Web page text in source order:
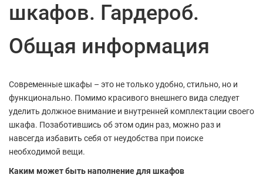
шкафов. Гардероб.
Общая информация
Современные шкафы – это не только удобно, стильно, но и
функционально. Помимо красивого внешнего вида следует
уделить должное внимание и внутренней комплектации своего
шкафа. Позаботившись об этом один раз, можно раз и
навсегда избавить себя от неудобства при поиске
необходимой вещи.
Каким может быть наполнение для шкафов